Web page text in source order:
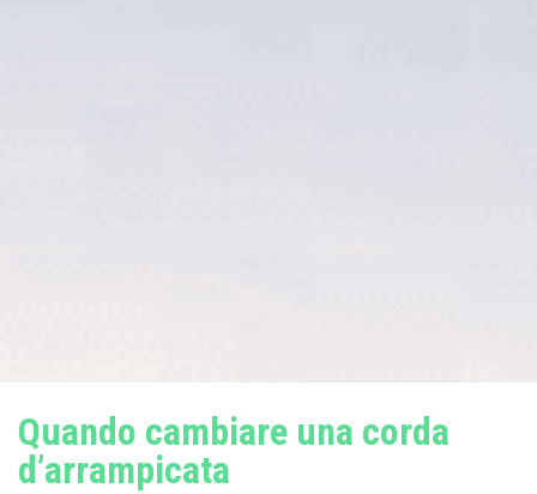
Quando cambiare una corda
d’arrampicata